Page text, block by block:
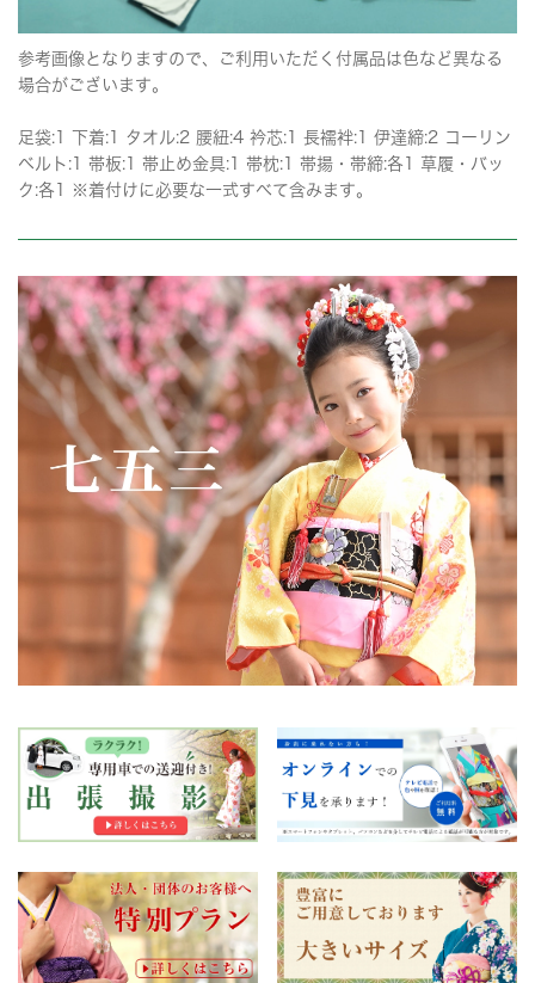
参考画像となりますので、ご利用いただく付属品は色など異なる
場合がございます。
足袋:1 下着:1 タオル:2 腰紐:4 衿芯:1 長襦袢:1 伊達締:2 コーリン
ベルト:1 帯板:1 帯止め金具:1 帯枕:1 帯揚・帯締:各1 草履・バッ
ク:各1 ※着付けに必要な一式すべて含みます。